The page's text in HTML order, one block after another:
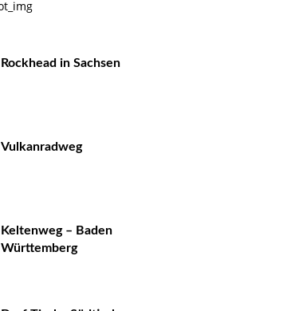
Rockhead in Sachsen
Vulkanradweg
Keltenweg – Baden
Württemberg